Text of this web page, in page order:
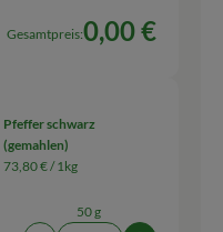
Gesamtpreis:0,00 €
Pfeffer schwarz
(gemahlen)
73,80 € /1kg
50 g